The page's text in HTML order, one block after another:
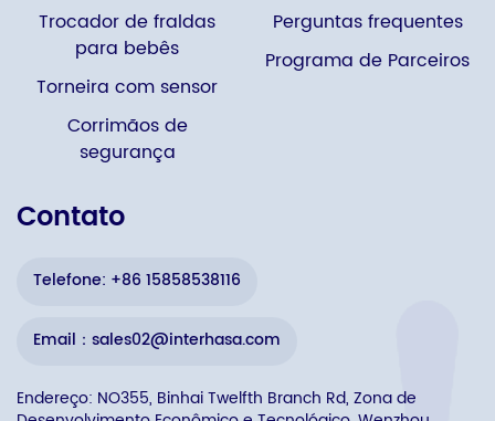
Trocador de fraldas
para bebês
Torneira com sensor
Corrimãos de
segurança
Perguntas frequentes
Programa de Parceiros
Contato
Telefone: +86 15858538116
Email：sales02@interhasa.com
Endereço: NO355, Binhai Twelfth Branch Rd, Zona de